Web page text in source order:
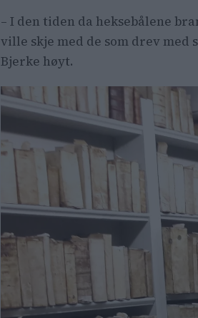
– I den tiden da heksebålene
ville skje med de som drev
Bjerke høyt.